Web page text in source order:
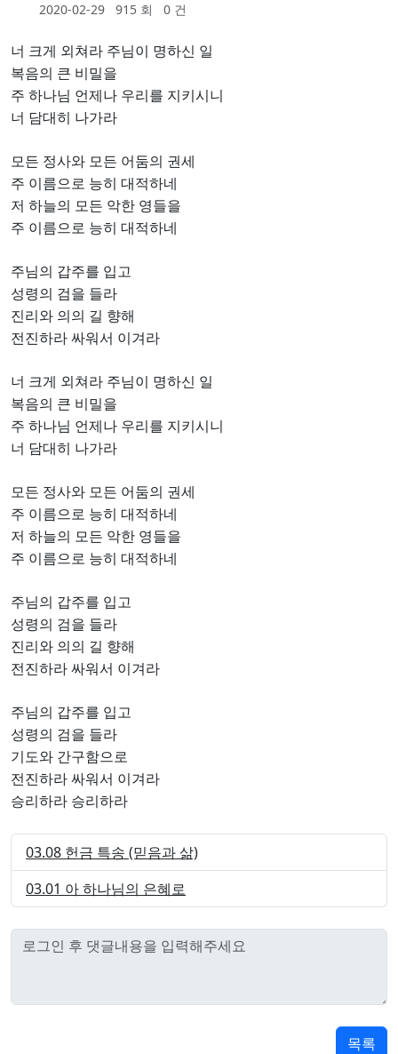
2020-02-29 915 회 0 건
너 크게 외쳐라 주님이 명하신 일
복음의 큰 비밀을
주 하나님 언제나 우리를 지키시니
너 담대히 나가라
모든 정사와 모든 어둠의 권세
주 이름으로 능히 대적하네
저 하늘의 모든 악한 영들을
주 이름으로 능히 대적하네
주님의 갑주를 입고
성령의 검을 들라
진리와 의의 길 향해
전진하라 싸워서 이겨라
너 크게 외쳐라 주님이 명하신 일
복음의 큰 비밀을
주 하나님 언제나 우리를 지키시니
너 담대히 나가라
모든 정사와 모든 어둠의 권세
주 이름으로 능히 대적하네
저 하늘의 모든 악한 영들을
주 이름으로 능히 대적하네
주님의 갑주를 입고
성령의 검을 들라
진리와 의의 길 향해
전진하라 싸워서 이겨라
주님의 갑주를 입고
성령의 검을 들라
기도와 간구함으로
전진하라 싸워서 이겨라
승리하라 승리하라
03.08 헌금 특송 (믿음과 삶)
03.01 아 하나님의 은혜로
목록